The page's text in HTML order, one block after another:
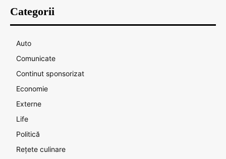
Categorii
Auto
Comunicate
Continut sponsorizat
Economie
Externe
Life
Politică
Rețete culinare